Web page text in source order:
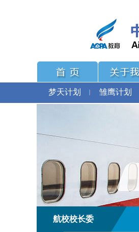
梦天计划 雏鹰计划
航校校长委